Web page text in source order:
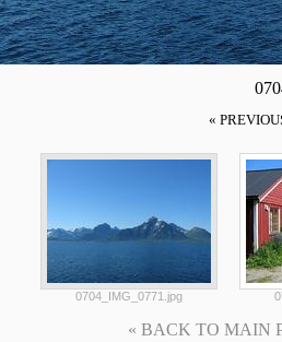
«
0704_IMG_0771.jpg
« BACK TO MAIN